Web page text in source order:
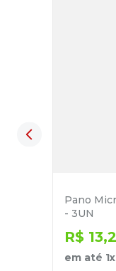
Pano
- 3UN
R$ 13,
em até 1